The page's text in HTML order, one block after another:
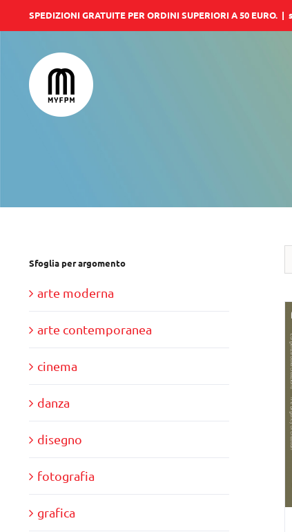
al
contenuto
SPEDIZIONI GRATUITE PER ORDINI SUPERIORI A 50 EURO. |
Sfoglia per argomento
arte moderna
arte contemporanea
cinema
danza
disegno
fotografia
grafica